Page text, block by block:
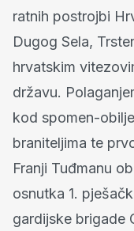
ratnih postrojbi
Dugog Sela,
hrvatskim
državu.
kod spomen-
braniteljima te
Franji Tuđmanu
osnutka 1.
gardijske brigade